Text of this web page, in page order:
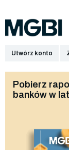
Utwórz konto
Pobierz
banków w